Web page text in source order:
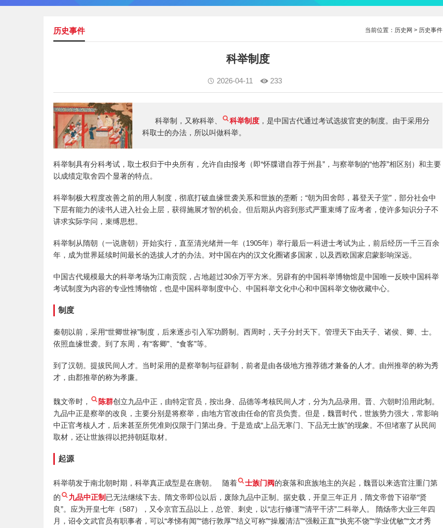
当前位置： 历史网 > 历史事件
历史事件
科举制度
2026-04-11 233
科举制，又称科举、 科举制度 ，是中国古代通过考试选拔官吏的制度。由于采用分
科取士的办法，所以叫做科举。
科举制具有分科考试，取士权归于中央所有，允许自由报考（即“怀牒谱自荐于州县”，与察举制的“他荐”相区别）和主要
以成绩定取舍四个显著的特点。
科举制极大程度改善之前的用人制度，彻底打破血缘世袭关系和世族的垄断；“朝为田舍郎，暮登天子堂”，部分社会中
下层有能力的读书人进入社会上层，获得施展才智的机会。但后期从内容到形式严重束缚了应考者，使许多知识分子不
讲求实际学问，束缚思想。
科举制从隋朝（一说唐朝）开始实行，直至清光绪卅一年（1905年）举行最后一科进士考试为止，前后经历一千三百余
年，成为世界延续时间最长的选拔人才的办法。对中国在内的汉文化圈诸多国家，以及西欧国家启蒙影响深远。
中国古代规模最大的科举考场为江南贡院，占地超过30余万平方米。另辟有的中国科举博物馆是中国唯一反映中国科举
考试制度为内容的专业性博物馆，也是中国科举制度中心、中国科举文化中心和中国科举文物收藏中心。
制度
秦朝以前，采用“世卿世禄”制度，后来逐步引入军功爵制。西周时，天子分封天下。管理天下由天子、诸侯、卿、士。
依照血缘世袭。到了东周，有“客卿”、“食客”等。
到了汉朝。提拔民间人才。当时采用的是察举制与征辟制，前者是由各级地方推荐德才兼备的人才。由州推举的称为秀
才，由郡推举的称为孝廉。
魏文帝时， 陈群创立九品中正，由特定官员，按出身、品德等考核民间人才，分为九品录用。晋、六朝时沿用此制。
九品中正是察举的改良，主要分别是将察举，由地方官改由任命的官员负责。但是，魏晋时代，世族势力强大，常影响
中正官考核人才，后来甚至所凭准则仅限于门第出身。于是造成“上品无寒门、下品无士族”的现象。不但堵塞了从民间
取材，还让世族得以把持朝廷取材。
起源
科举萌发于南北朝时期，科举真正成型是在唐朝。 随着 士族门阀的衰落和庶族地主的兴起，魏晋以来选官注重门第
的
九品中正制 已无法继续下去。隋文帝即位以后，废除九品中正制。据史载，开皇三年正月，隋文帝曾下诏举“贤
良”。应为开皇七年（587），又令京官五品以上，总管、刺史，以“志行修谨”“清平干济”二科举人。 隋炀帝大业三年四
月，诏令文武官员有职事者，可以“孝悌有闻”“德行敦厚”“结义可称”“操履清洁”“强毅正直”“执宪不饶”“学业优敏”“文才秀